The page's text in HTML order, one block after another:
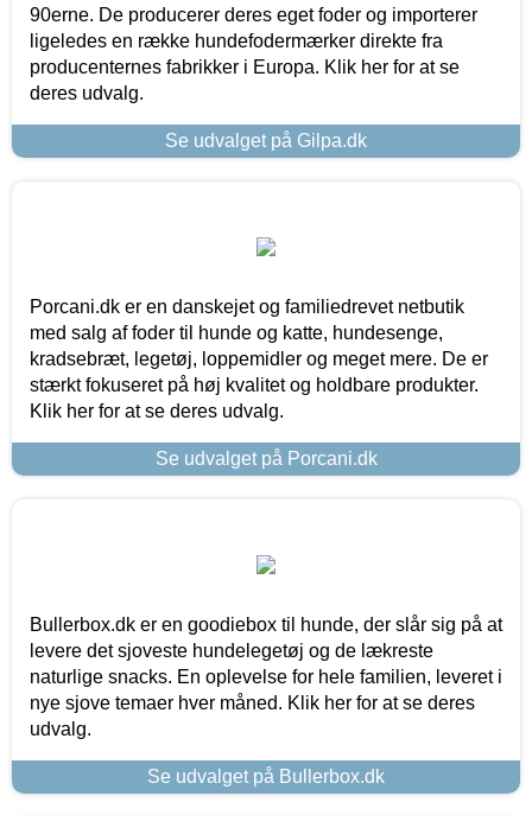
90erne. De producerer deres eget foder og importerer
ligeledes en række hundefodermærker direkte fra
producenternes fabrikker i Europa. Klik her for at se
deres udvalg.
Se udvalget på Gilpa.dk
Porcani.dk er en danskejet og familiedrevet netbutik
med salg af foder til hunde og katte, hundesenge,
kradsebræt, legetøj, loppemidler og meget mere. De er
stærkt fokuseret på høj kvalitet og holdbare produkter.
Klik her for at se deres udvalg.
Se udvalget på Porcani.dk
Bullerbox.dk er en goodiebox til hunde, der slår sig på at
levere det sjoveste hundelegetøj og de lækreste
naturlige snacks. En oplevelse for hele familien, leveret i
nye sjove temaer hver måned. Klik her for at se deres
udvalg.
Se udvalget på Bullerbox.dk